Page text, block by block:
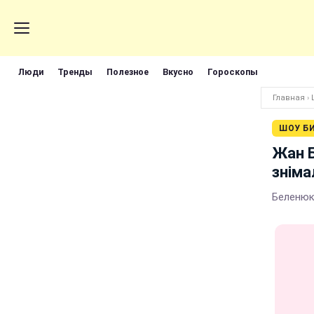
Люди Тренды Полезное Вкусно Гороскопы
Главная ›
ШОУ
Жан